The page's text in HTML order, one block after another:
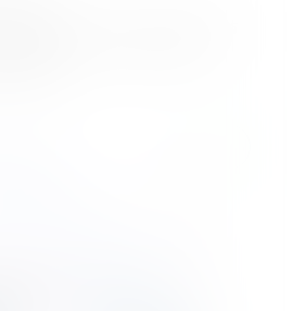
นให้เหมาะสม ♦ กระตุ้นการ
ชของราก ♦ กระตุ้นการ
พืช ♦